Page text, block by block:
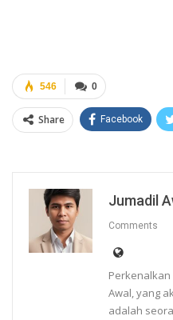
0
546
Share Facebook
Jumadil
Comments
Perkenalkan
Awal, yang
adalah